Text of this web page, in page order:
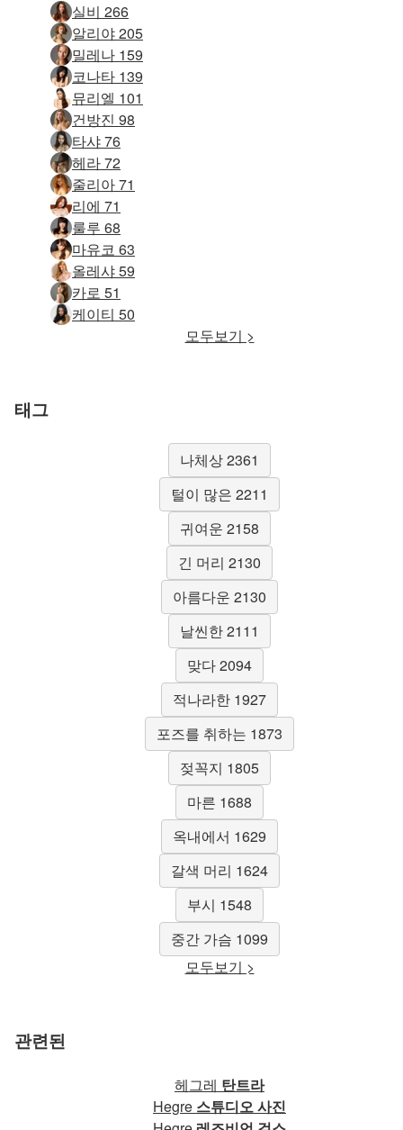
실비 266
알리야 205
밀레나 159
코나타 139
뮤리엘 101
건방진 98
타샤 76
헤라 72
줄리아 71
리에 71
룰루 68
마유코 63
올레샤 59
카로 51
케이티 50
모두보기 >
태그
나체상 2361
털이 많은 2211
귀여운 2158
긴 머리 2130
아름다운 2130
날씬한 2111
맞다 2094
적나라한 1927
포즈를 취하는 1873
젖꼭지 1805
마른 1688
옥내에서 1629
갈색 머리 1624
부시 1548
중간 가슴 1099
모두보기 >
관련된
헤그레 탄트라
Hegre 스튜디오 사진